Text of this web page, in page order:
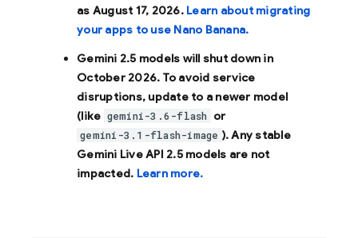
as August 17, 2026. Learn about migrating
your apps to use Nano Banana.
Gemini 2.5 models will shut down in
October 2026. To avoid service
disruptions, update to a newer model
(like gemini-3.6-flash or
gemini-3.1-flash-image ). Any stable
Gemini Live API 2.5 models are not
impacted. Learn more.